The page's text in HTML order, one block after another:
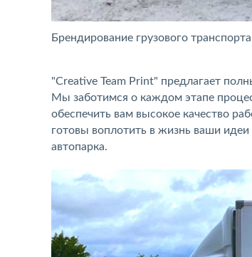
Брендирование грузового транспорта
"Creative Team Print" предлагает
Мы заботимся о каждом этапе
обеспечить вам высокое качество
готовы воплотить в жизнь ваши
автопарка.